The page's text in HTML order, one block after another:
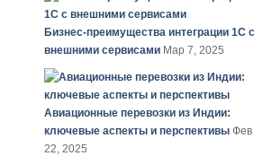
Бизнес-преимущества интеграции 1С с
внешними сервисами Мар 7, 2025
Авиационные перевозки из Индии:
ключевые аспекты и перспективы Фев
22, 2025